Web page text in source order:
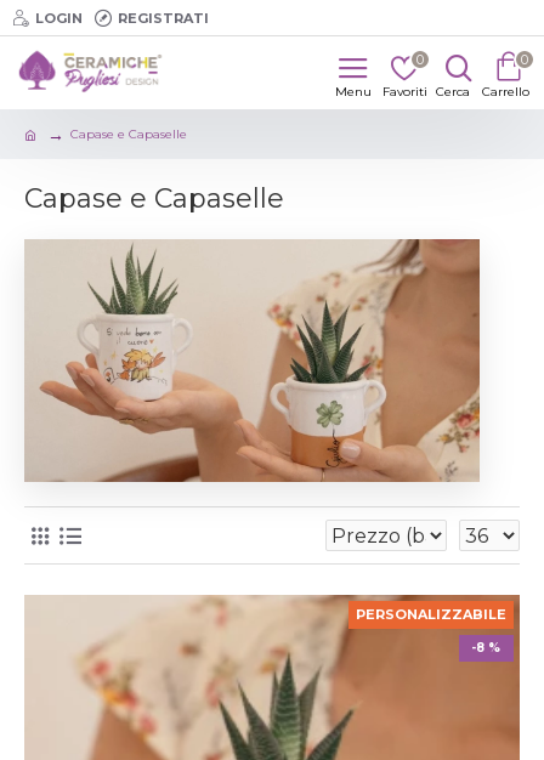
LOGIN REGISTRATI
0 0
Capase e Capaselle
Capase e Capaselle
PERSONALIZZABILE
-8 %